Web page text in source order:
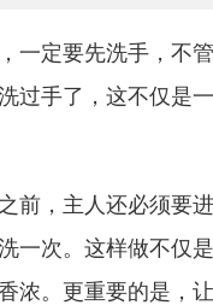
一定要先洗手，不
过手了，这不仅是
前，主人还必须要
一次。这样做不仅
浓。更重要的是，